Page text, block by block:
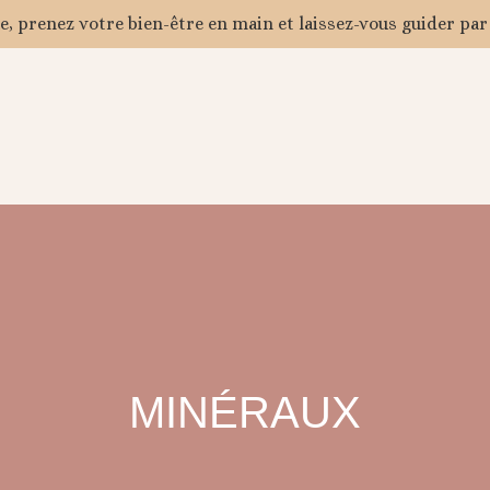
prenez votre bien-être en main et laissez-vous guider
MINÉRAUX